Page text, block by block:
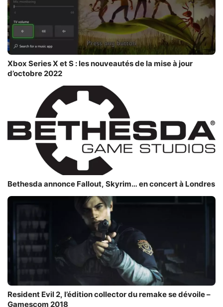
Xbox Series X et S : les nouveautés de la mise à jour
d’octobre 2022
Bethesda annonce Fallout, Skyrim… en concert à Londres
Resident Evil 2, l’édition collector du remake se dévoile –
Gamescom 2018